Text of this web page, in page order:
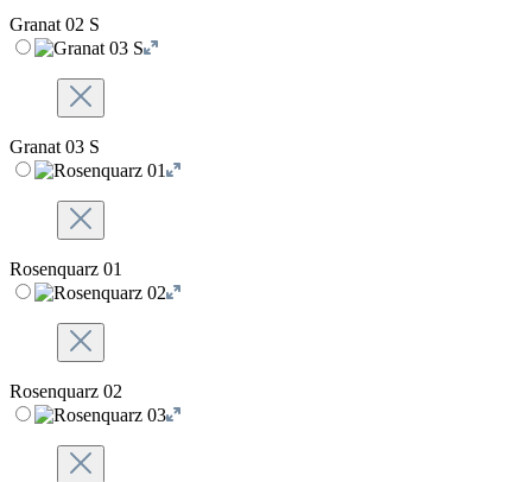
Granat 02 S
Granat 03 S
Rosenquarz 01
Rosenquarz 02